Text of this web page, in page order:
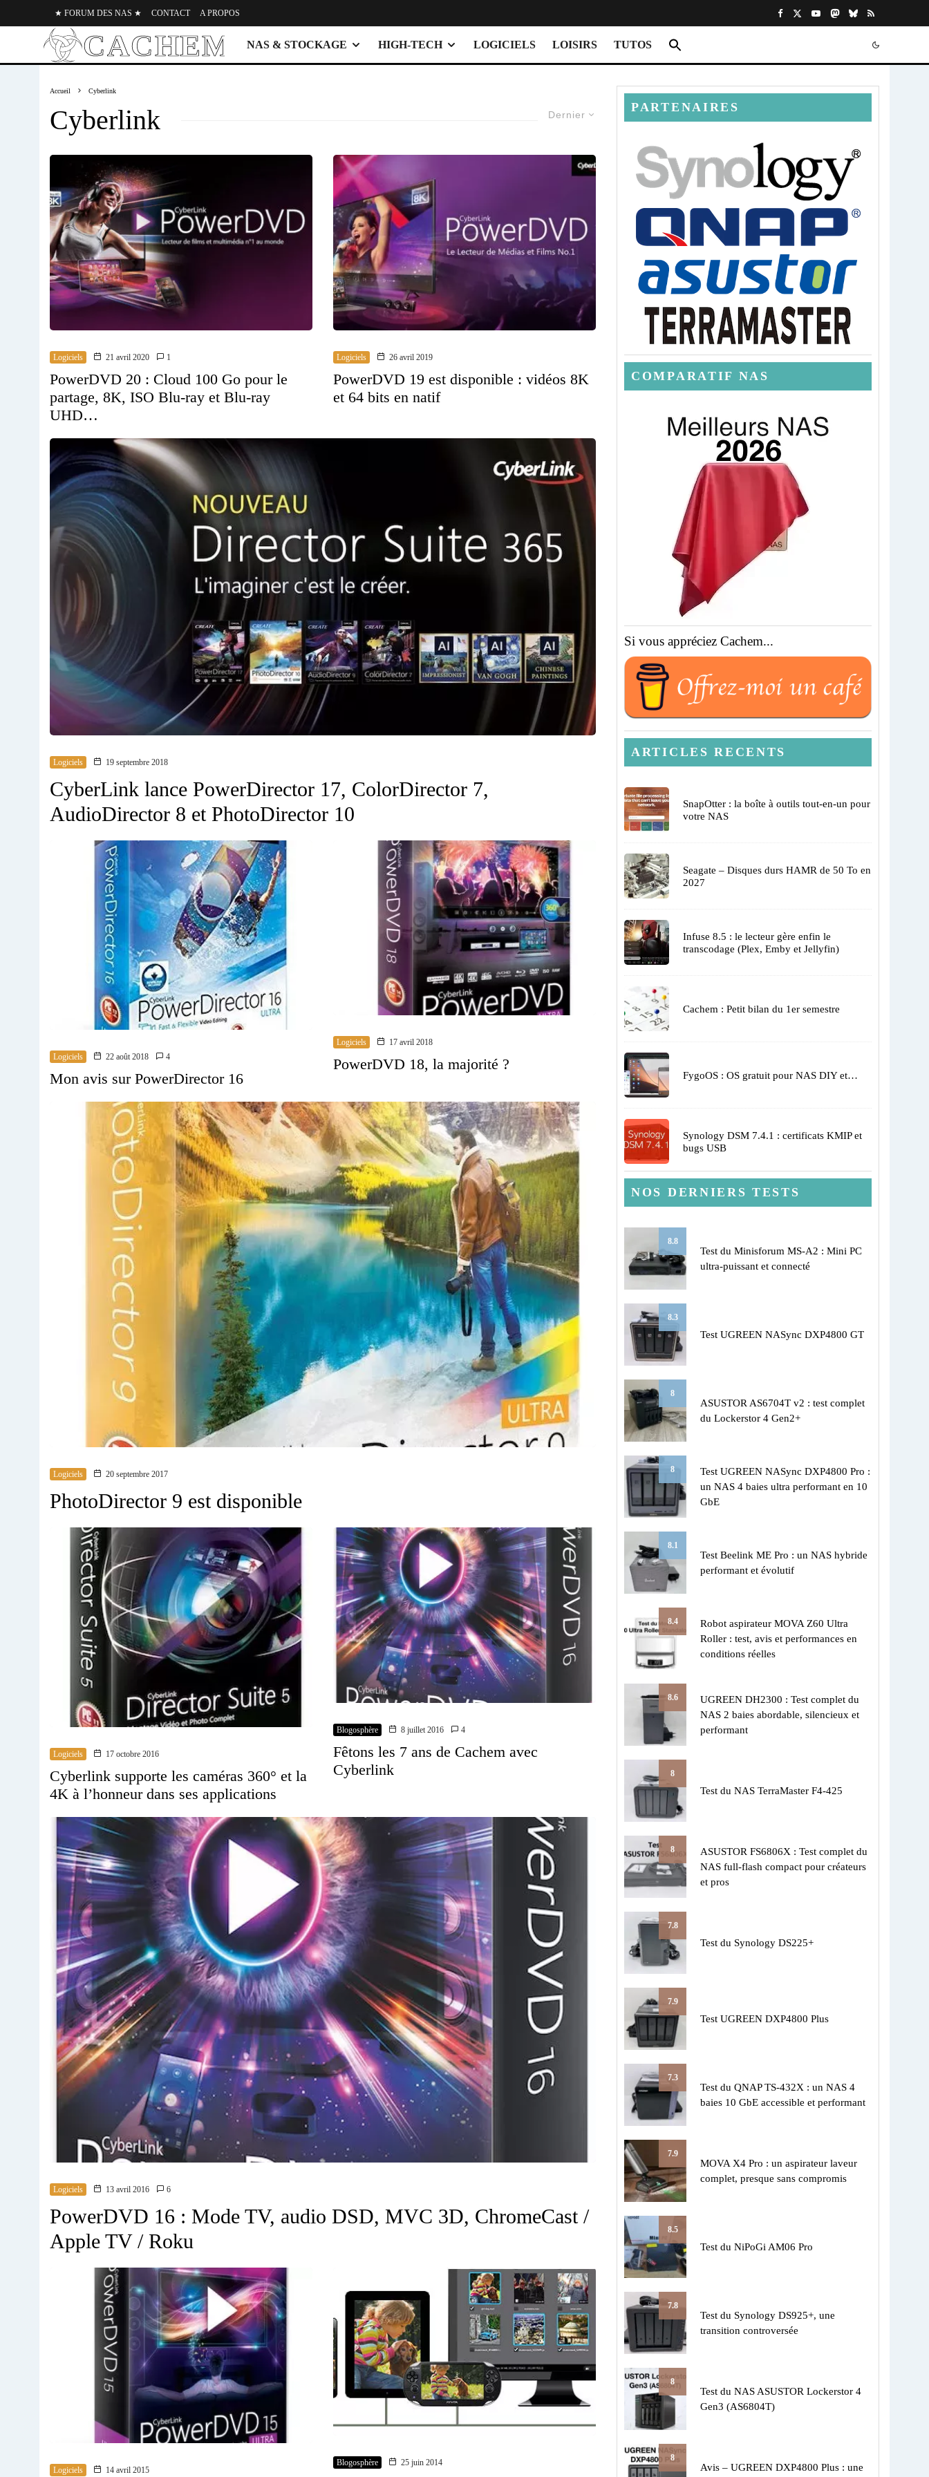
★ FORUM DES NAS ★ CONTACT A PROPOS
NAS & STOCKAGE HIGH-TECH LOGICIELS LOISIRS TUTOS
Accueil Cyberlink
Dernier
Cyberlink
Logiciels 21 avril 2020 1
PowerDVD 20 : Cloud 100 Go pour le
partage, 8K, ISO Blu-ray et Blu-ray
UHD…
Logiciels 26 avril 2019
PowerDVD 19 est disponible : vidéos 8K
et 64 bits en natif
Logiciels 19 septembre 2018
CyberLink lance PowerDirector 17, ColorDirector 7,
AudioDirector 8 et PhotoDirector 10
Logiciels 22 août 2018 4
Mon avis sur PowerDirector 16
Logiciels 17 avril 2018
PowerDVD 18, la majorité ?
Logiciels 20 septembre 2017
PhotoDirector 9 est disponible
Logiciels 17 octobre 2016
Cyberlink supporte les caméras 360° et la
4K à l’honneur dans ses applications
Blogosphère 8 juillet 2016 4
Fêtons les 7 ans de Cachem avec
Cyberlink
Logiciels 13 avril 2016 6
PowerDVD 16 : Mode TV, audio DSD, MVC 3D, ChromeCast /
Apple TV / Roku
Logiciels 14 avril 2015
Blogosphère 25 juin 2014
PARTENAIRES
COMPARATIF NAS
Si vous appréciez Cachem...
ARTICLES RECENTS
SnapOtter : la boîte à outils tout-en-un pour
votre NAS
Seagate – Disques durs HAMR de 50 To en
2027
Infuse 8.5 : le lecteur gère enfin le
transcodage (Plex, Emby et Jellyfin)
Cachem : Petit bilan du 1er semestre
FygoOS : OS gratuit pour NAS DIY et…
Synology DSM 7.4.1 : certificats KMIP et
bugs USB
NOS DERNIERS TESTS
8.8
Test du Minisforum MS-A2 : Mini PC
ultra-puissant et connecté
8.3
Test UGREEN NASync DXP4800 GT
8
ASUSTOR AS6704T v2 : test complet
du Lockerstor 4 Gen2+
8
Test UGREEN NASync DXP4800 Pro :
un NAS 4 baies ultra performant en 10
GbE
8.1
Test Beelink ME Pro : un NAS hybride
performant et évolutif
8.4
Robot aspirateur MOVA Z60 Ultra
Roller : test, avis et performances en
conditions réelles
8.6
UGREEN DH2300 : Test complet du
NAS 2 baies abordable, silencieux et
performant
8
Test du NAS TerraMaster F4-425
8
ASUSTOR FS6806X : Test complet du
NAS full-flash compact pour créateurs
et pros
7.8
Test du Synology DS225+
7.9
Test UGREEN DXP4800 Plus
7.3
Test du QNAP TS-432X : un NAS 4
baies 10 GbE accessible et performant
7.9
MOVA X4 Pro : un aspirateur laveur
complet, presque sans compromis
8.5
Test du NiPoGi AM06 Pro
7.8
Test du Synology DS925+, une
transition controversée
8
Test du NAS ASUSTOR Lockerstor 4
Gen3 (AS6804T)
8
Avis – UGREEN DXP4800 Plus : une